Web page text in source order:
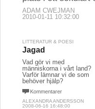
ADAM CWEJMAN
2010-01-11 10:32:00
LITTERATUR & POESI
Jagad
Vad gör vi med
människorna i vårt land?
Varför lämnar vi de som
behöver hjälp?
Kommentarer
ALEXANDRA ANDERSSON
2008-06-16 16:48:00